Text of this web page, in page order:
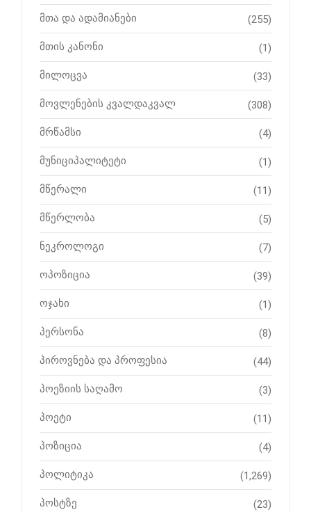
მთა და ადამიანები (255)
მთის კანონი (1)
მილოცვა (33)
მოვლენების კვალდაკვალ (308)
მრწამსი (4)
მუნიციპალიტეტი (1)
მწერალი (11)
მწერლობა (5)
ნეკროლოგი (7)
ოპოზიცია (39)
ოჯახი (1)
პერსონა (8)
პიროვნება და პროფესია (44)
პოეზიის საღამო (3)
პოეტი (11)
პოზიცია (4)
პოლიტიკა (1,269)
პოსტზე (23)